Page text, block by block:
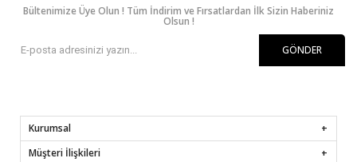
Bültenimize Üye Olun ! Tüm İndirim ve Fırsatlardan İlk Sizin Haberiniz
Olsun !
GÖNDER
Kurumsal
Müşteri İlişkileri